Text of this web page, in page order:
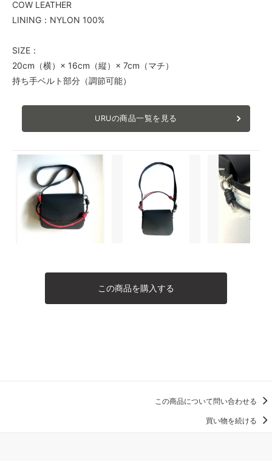
COW LEATHER
LINING：NYLON 100%
SIZE：
20cm（横）× 16cm（縦）× 7cm（マチ）
持ち手ベルト部分（調節可能）
URUの商品一覧を見る
この商品を購入する
この商品について問い合わせる
買い物を続ける